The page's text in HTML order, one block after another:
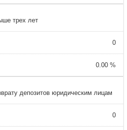
трех лет
0
0.00 %
депозитов юридическим лицам
0